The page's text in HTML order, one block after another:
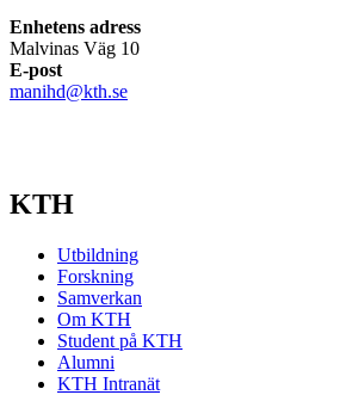
Enhetens adress
Malvinas Väg 10
E-post
manihd@kth.se
KTH
Utbildning
Forskning
Samverkan
Om KTH
Student på KTH
Alumni
KTH Intranät